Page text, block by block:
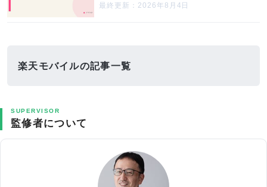
最終更新：2026年8月4日
楽天モバイルの記事一覧
SUPERVISOR
監修者について